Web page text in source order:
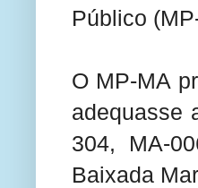
Público
O MP-MA
adequasse
304, MA-
Baixada